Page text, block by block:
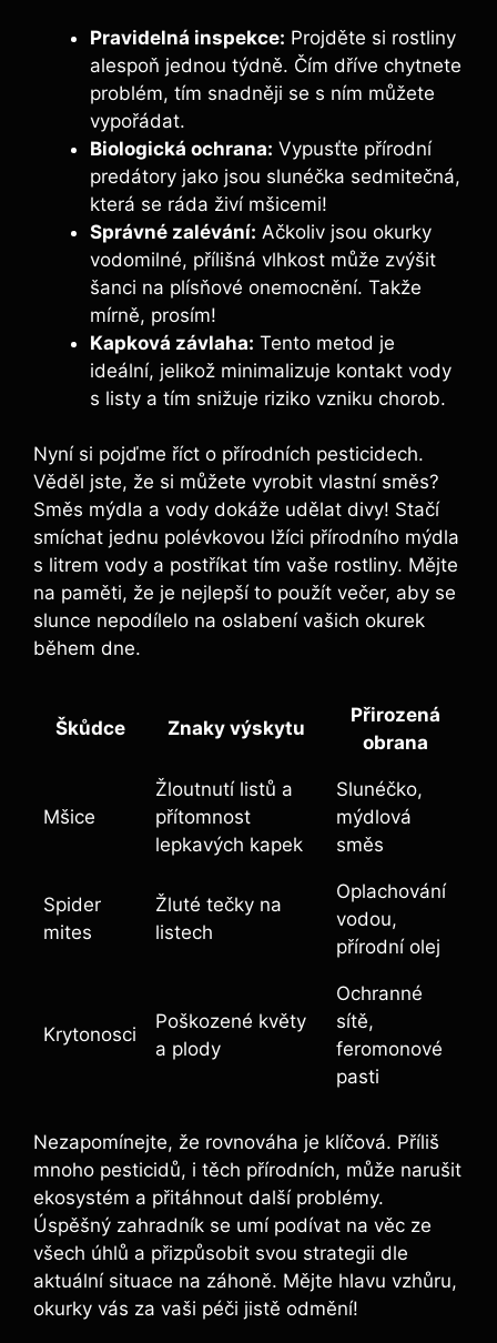
Pravidelná inspekce: Projděte si rostliny
alespoň jednou týdně. Čím dříve chytnete
problém, tím snadněji se s ním můžete
vypořádat.
Biologická ochrana: Vypusťte přírodní
predátory jako jsou slunéčka sedmitečná,
která se ráda živí mšicemi!
Správné zalévání: Ačkoliv jsou okurky
vodomilné, přílišná vlhkost může zvýšit
šanci na plísňové onemocnění. Takže
mírně, prosím!
Kapková závlaha: Tento metod je
ideální, jelikož minimalizuje kontakt vody
s listy a tím snižuje riziko vzniku chorob.
Nyní si pojďme říct o přírodních pesticidech.
Věděl jste, že si můžete vyrobit vlastní směs?
Směs mýdla a vody dokáže udělat divy! Stačí
smíchat jednu polévkovou lžíci přírodního mýdla
s litrem vody a postříkat tím vaše rostliny. Mějte
na paměti, že je nejlepší to použít večer, aby se
slunce nepodílelo na oslabení vašich okurek
během dne.
Škůdce Znaky výskytu
Přirozená
obrana
Mšice
Žloutnutí listů a
přítomnost
lepkavých kapek
Slunéčko,
mýdlová
směs
Spider
mites
Žluté tečky na
listech
Oplachování
vodou,
přírodní olej
Krytonosci
Poškozené květy
a plody
Ochranné
sítě,
feromonové
pasti
Nezapomínejte, že rovnováha je klíčová. Příliš
mnoho pesticidů, i těch přírodních, může narušit
ekosystém a přitáhnout další problémy.
Úspěšný zahradník se umí podívat na věc ze
všech úhlů a přizpůsobit svou strategii dle
aktuální situace na záhoně. Mějte hlavu vzhůru,
okurky vás za vaši péči jistě odmění!